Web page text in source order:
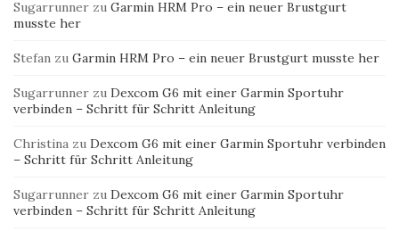
Sugarrunner zu Garmin HRM Pro – ein neuer Brustgurt
musste her
Stefan zu Garmin HRM Pro – ein neuer Brustgurt musste her
Sugarrunner zu Dexcom G6 mit einer Garmin Sportuhr
verbinden – Schritt für Schritt Anleitung
Christina zu Dexcom G6 mit einer Garmin Sportuhr verbinden
– Schritt für Schritt Anleitung
Sugarrunner zu Dexcom G6 mit einer Garmin Sportuhr
verbinden – Schritt für Schritt Anleitung